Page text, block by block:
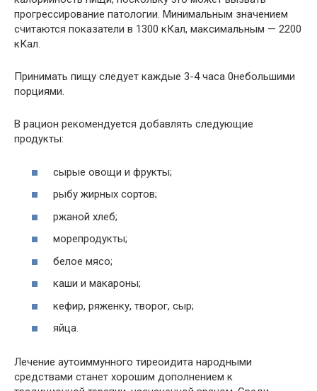
прогрессирование патологии. Минимальным значением
считаются показатели в 1300 кКал, максимальным — 2200
кКал.
Принимать пищу следует каждые 3-4 часа 0небольшими
порциями.
В рацион рекомендуется добавлять следующие
продукты:
сырые овощи и фрукты;
рыбу жирных сортов;
ржаной хлеб;
морепродукты;
белое мясо;
каши и макароны;
кефир, ряженку, творог, сыр;
яйца.
Лечение аутоиммунного тиреоидита народными
средствами станет хорошим дополнением к